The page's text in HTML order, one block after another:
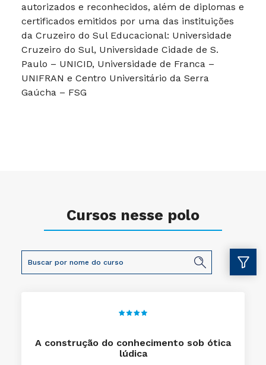
autorizados e reconhecidos, além de diplomas e
certificados emitidos por uma das instituições
da Cruzeiro do Sul Educacional: Universidade
Cruzeiro do Sul, Universidade Cidade de S.
Paulo – UNICID, Universidade de Franca –
UNIFRAN e Centro Universitário da Serra
Gaúcha – FSG
Cursos nesse polo
A construção do conhecimento sob ótica
lúdica